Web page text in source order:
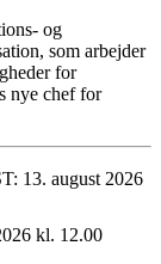
og
som arbejder
for
nye chef for
13. august 2026
kl. 12.00